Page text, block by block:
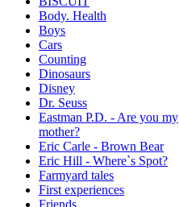
Body. Health
Boys
Cars
Counting
Dinosaurs
Disney
Dr. Seuss
Eastman P.D. - Are you my
mother?
Eric Carle - Brown Bear
Eric Hill - Where`s Spot?
Farmyard tales
First experiences
Friends